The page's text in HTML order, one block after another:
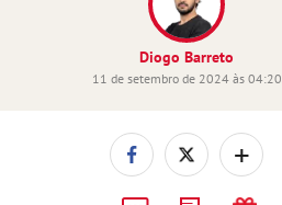
Diogo Barreto
11 de setembro de 2024 às 04:20
+